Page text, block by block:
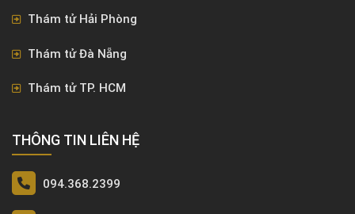
Thám tử Hải Phòng
Thám tử Đà Nẵng
Thám tử TP. HCM
THÔNG TIN LIÊN HỆ
094.368.2399